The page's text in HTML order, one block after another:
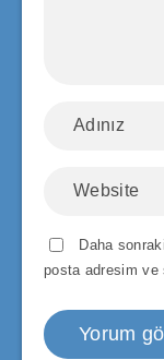
Daha
posta adresim ve